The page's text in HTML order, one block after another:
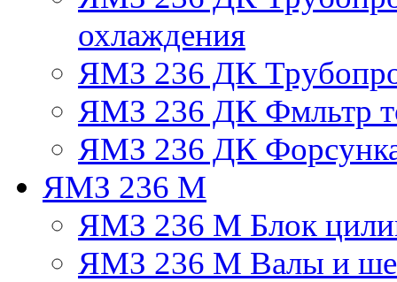
охлаждения
ЯМЗ 236 ДК
ЯМЗ 236 ДК Фмльтр
ЯМЗ 236 ДК
ЯМЗ 236 М
ЯМЗ 236 М Блок
ЯМЗ 236 М Валы и